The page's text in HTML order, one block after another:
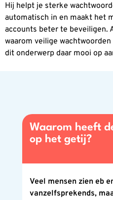
Hij helpt je sterke
automatisch in en maakt het
accounts beter te beveiligen.
waarom veilige
dit onderwerp daar mooi op
Waarom heeft
op het getij?
Veel mensen zien eb
vanzelfsprekends,